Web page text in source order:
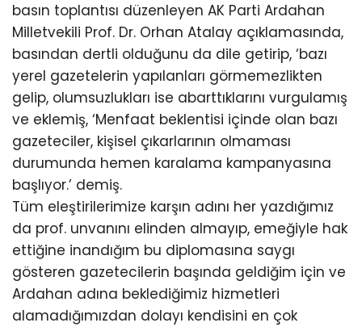
basın toplantısı düzenleyen AK Parti Ardahan
Milletvekili Prof. Dr. Orhan Atalay açıklamasında,
basından dertli olduğunu da dile getirip, ‘bazı
yerel gazetelerin yapılanları görmemezlikten
gelip, olumsuzlukları ise abarttıklarını vurgulamış
ve eklemiş, ‘Menfaat beklentisi içinde olan bazı
gazeteciler, kişisel çıkarlarının olmaması
durumunda hemen karalama kampanyasına
başlıyor.’ demiş.
Tüm eleştirilerimize karşın adını her yazdığımız
da prof. unvanını elinden almayıp, emeğiyle hak
ettiğine inandığım bu diplomasına saygı
gösteren gazetecilerin başında geldiğim için ve
Ardahan adına beklediğimiz hizmetleri
alamadığımızdan dolayı kendisini en çok